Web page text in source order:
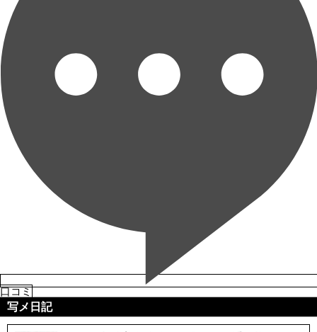
口コミ
写メ日記